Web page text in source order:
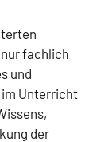
fachlich
und
Unterricht
der